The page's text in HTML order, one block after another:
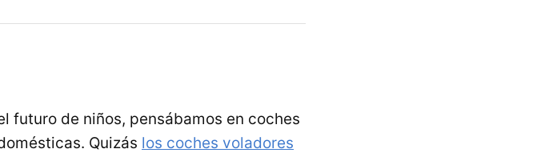
futuro de niños, pensábamos en coches
Quizás los coches voladores